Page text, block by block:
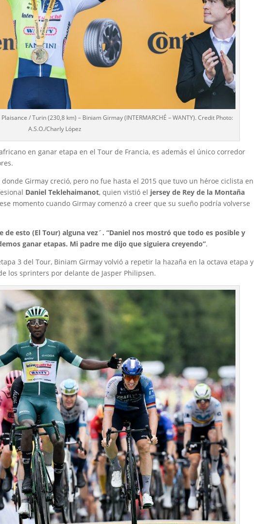
/ Turin (230,8 km) – Biniam Girmay (INTERMARCHÉ – WANTY). Credit Photo:
A.S.O./Charly López
en ganar etapa en el Tour de Francia, es además el único corredor
donde Girmay creció, pero no fue hasta el 2015 que tuvo un héroe ciclista en
Daniel Teklehaimanot, quien vistió el jersey de Rey de la Montaña
momento cuando Girmay comenzó a creer que su sueño podría volverse
de esto (El Tour) alguna vez´. “Daniel nos mostró que todo es posible y
ganar etapas. Mi padre me dijo que siguiera creyendo”.
3 del Tour, Biniam Girmay volvió a repetir la hazaña en la octava etapa y
los sprinters por delante de Jasper Philipsen.